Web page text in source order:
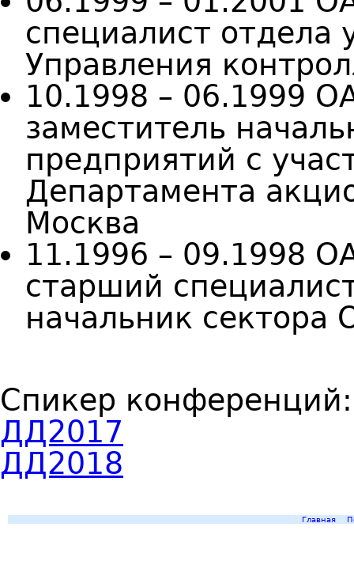
специалист отдела
Управления
10.1998 – 06.1999
заместитель
предприятий с
Департамента
Москва
11.1996 – 09.1998
старший
начальник сектора
Спикер
ДД2017
ДД2018
Главная